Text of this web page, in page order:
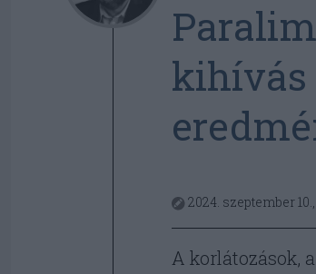
kihívás
2024. szeptember 10.,
A korlátozások,